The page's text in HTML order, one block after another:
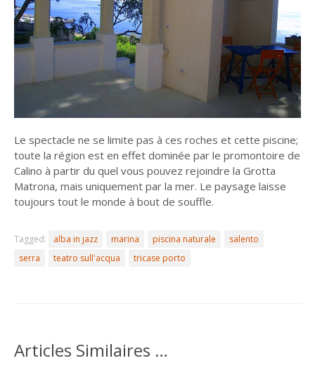
Le spectacle ne se limite pas à ces roches et cette piscine;
toute la région est en effet dominée par le promontoire de
Calino à partir du quel vous pouvez rejoindre la Grotta
Matrona, mais uniquement par la mer. Le paysage laisse
toujours tout le monde à bout de souffle.
Tagged: alba in jazz marina piscina naturale
salento
serra
teatro sull'acqua tricase porto
Articles Similaires …